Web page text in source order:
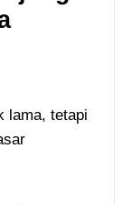
lama, tetapi